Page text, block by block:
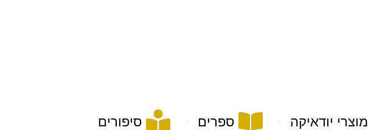
מוצרי יודאיקה ספרים סיפורים